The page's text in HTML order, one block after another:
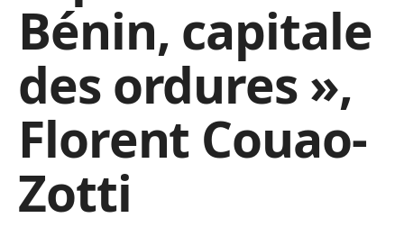
Bénin, capitale
des ordures »,
Florent Couao-
Zotti